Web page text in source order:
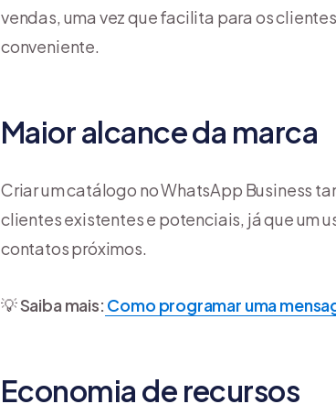
vendas, uma vez que facilita para os
conveniente.
Maior alcance da marca
Criar um catálogo no WhatsApp Business
clientes existentes e potenciais, já que um
contatos próximos.
💡Saiba mais: Como programar uma
Economia de recursos